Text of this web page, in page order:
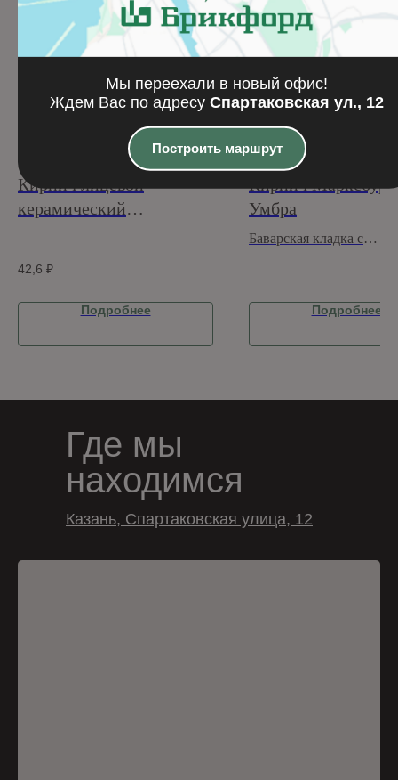
Кирпич лицевой
керамический
42,6 ₽
Подробнее
Кирпич Марксбург
Умбра
Баварская кладка с
Подробнее
Где мы
находимся
Казань, Спартаковская улица, 12
Мы переехали в новый офис!
Ждем Вас по адресу Спартаковская ул., 12
Построить маршрут